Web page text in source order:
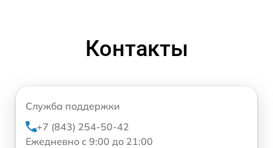
Контакты
Служба поддержки
+7 (843) 254-50-42
Ежедневно с 9:00 до 21:00